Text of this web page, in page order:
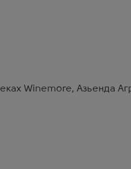
Winemore, Азьенда